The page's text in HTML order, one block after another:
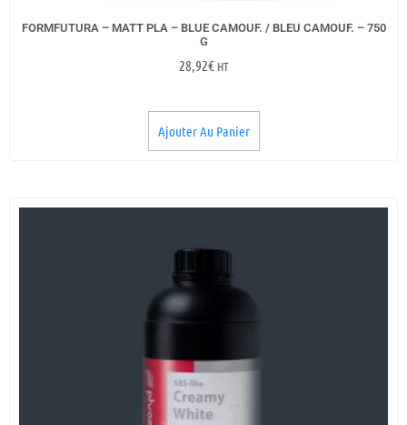
FORMFUTURA – MATT PLA – BLUE CAMOUF. / BLEU CAMOUF. – 750
G
28,92€ HT
Ajouter Au Panier